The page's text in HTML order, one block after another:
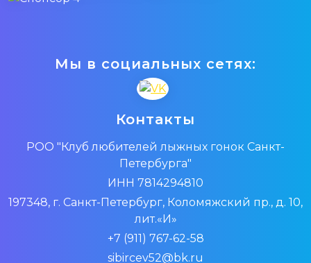
Мы в социальных сетях:
Контакты
РОО "Клуб любителей лыжных гонок Санкт-
Петербурга"
ИНН 7814294810
197348, г. Санкт-Петербург, Коломяжский пр., д. 10,
лит.«И»
+7 (911) 767-62-58
sibircev52@bk.ru